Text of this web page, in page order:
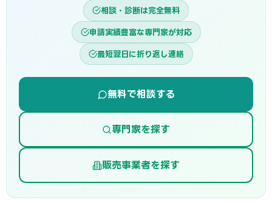
相談・診断は完全無料
申請実績豊富な専門家が対応
最短翌日に折り返し連絡
無料で相談する
専門家を探す
販売事業者を探す